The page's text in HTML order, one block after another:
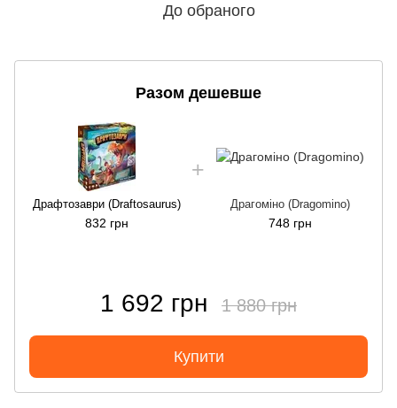
До обраного
Разом дешевше
Драфтозаври (Draftosaurus)
832 грн
Драгоміно (Dragomino)
748 грн
1 692 грн 1 880 грн
Купити